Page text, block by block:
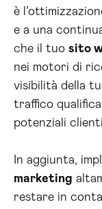
è
e a una
che il tuo sito
nei motori di
visibilità della
traffico
potenziali
In aggiunta,
marketing
restare in